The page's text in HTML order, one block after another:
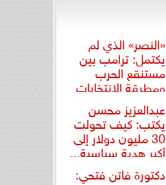
«النصر» الذي لم
يكتمل: ترامب بين
مستنقع الحرب
ومطرقة الانتخابات
عبدالعزيز محسن
يكتب: كيف تحولت
30 مليون دولار إلى
أكبر هدية سياسية...
دكتورة فاتن فتحي: